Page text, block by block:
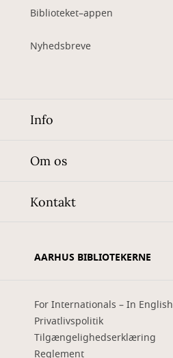
Biblioteket–appen
Nyhedsbreve
Info
Om os
Kontakt
AARHUS BIBLIOTEKERNE
For Internationals – In English
Privatlivspolitik
Tilgængelighedserklæring
Reglement